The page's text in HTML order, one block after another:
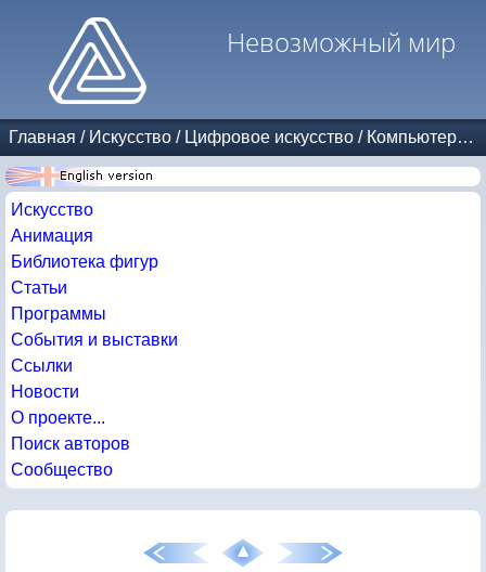
Невозможный мир
Главная / Искусство / Цифровое искусство / Компьютерные копии Эшера
Искусство
Анимация
Библиотека фигур
Статьи
Программы
События и выставки
Ссылки
Новости
О проекте...
Поиск авторов
Сообщество